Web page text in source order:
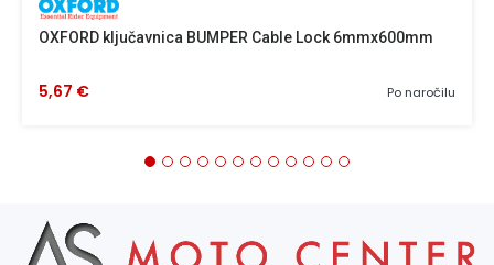
OXFORD ključavnica BUMPER Cable Lock 6mmx600mm
Po naročilu
5,67 €